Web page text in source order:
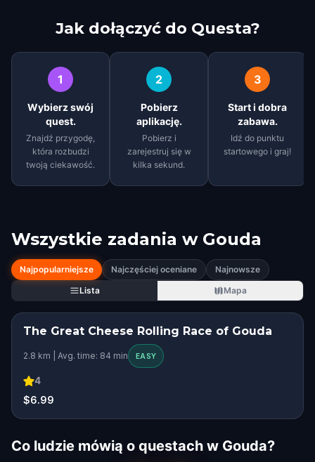
Jak dołączyć do Questa?
1
Wybierz swój
quest.
Znajdź przygodę,
która rozbudzi
twoją ciekawość.
2
Pobierz
aplikację.
Pobierz i
zarejestruj się w
kilka sekund.
3
Start i dobra
zabawa.
Idź do punktu
startowego i graj!
Wszystkie zadania w Gouda
Najpopularniejsze Najczęściej oceniane
Najnowsze
Lista
Mapa
The Great Cheese Rolling Race of ​Gouda
2.8 km | Avg. time: 84 min EASY
4
$6.99
Co ludzie mówią o questach w Gouda?